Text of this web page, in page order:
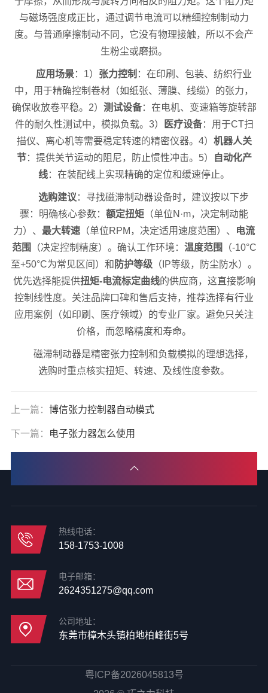
与磁场强度成正比，通过调节电流可以精细控制制动力
度。与普通摩擦制动不同，它没有物理接触，所以不会产
生粉尘或磨损。
应用场景：1） 张力控制 ：在印刷、包装、纺织行业
中，用于精确控制卷材（如纸张、薄膜、线缆）的张力，
确保收放卷平稳。2） 测试设备：在电机、变速箱等旋转部
件的耐久性测试中，模拟负载。3）
医疗设备：用于CT扫
描仪、离心机等需要稳定转速的精密仪器。4） 机器人关
节：提供关节运动的阻尼，防止惯性冲击。5）
自动化产
线：在装配线上实现精确的定位和缓速停止。
选购建议 ：寻找磁滞制动器设备时，建议按以下步
骤：明确核心参数： 额定扭矩 （单位N·m，决定制动能
力）、 最大转速 （单位RPM，决定适用速度范围）、
电流
范围 （决定控制精度）。确认工作环境： 温度范围 （-10°C
至+50°C为常见区间）和 防护等级 （IP等级，防尘防水）。
优先选择能提供扭矩-电流标定曲线的供应商，这直接影响
控制线性度。关注品牌口碑和售后支持，推荐选择有行业
应用案例（如印刷、医疗领域）的专业厂家。避免只关注
价格，而忽略精度和寿命。
磁滞制动器是精密张力控制和负载模拟的理想选择，
选购时重点核实扭矩、转速、及线性度参数。
上一篇： 博信张力控制器自动模式
下一篇： 电子张力器怎么使用
热线电话：
158-1753-1008
电子邮箱：
2624351275@qq.com
公司地址：
东莞市樟木头镇柏地柏峰街5号
粤ICP备2026045813号